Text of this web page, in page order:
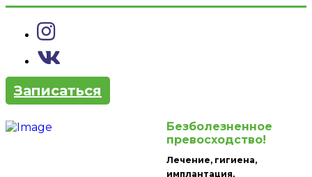
Записаться
Безболезненное
превосходство!
Лечение, гигиена,
имплантация,